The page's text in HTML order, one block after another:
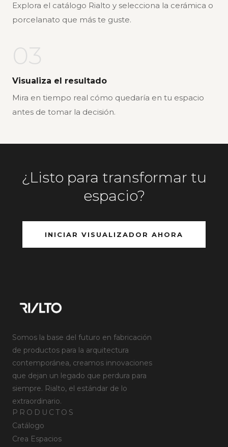
Explora el catálogo Rialto y selecciona la cerámica o
porcelanato que más te guste.
03
Visualiza el resultado
Mira en tiempo real cómo quedaría en tu espacio
antes de tomar la decisión.
¿Listo para transformar tu
espacio?
INICIAR VISUALIZADOR AHORA
Somos la base del futuro en fabricación
de productos para la arquitectura
contemporánea, creamos innovaciones
que dejan un legado que perdura para
siempre. Rialto, el estándar de lo
extraordinario.
PRODUCTOS
Catálogo
Crea Espacios